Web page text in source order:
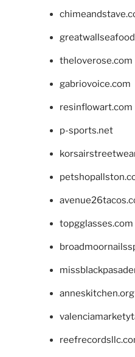
theloverose.com
gabriovoice.com
resinflowart.com
p-sports.net
topgglasses.com
anneskitchen.org